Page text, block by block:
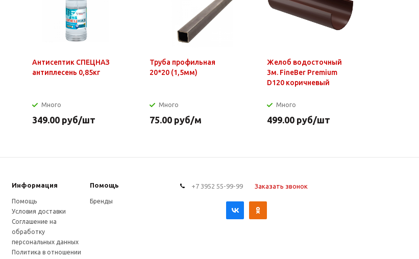
Антисептик СПЕЦНАЗ
антиплесень 0,85кг
Много
349.00 руб/шт
Труба профильная
20*20 (1,5мм)
Много
75.00 руб/м
Желоб водосточный
3м. FineBer Premium
D120 коричневый
Много
499.00 руб/шт
Информация Помощь
Помощь
Условия доставки
Соглашение на
обработку
персональных данных
Политика в отношении
Бренды
+7 3952 55-99-99 Заказать звонок